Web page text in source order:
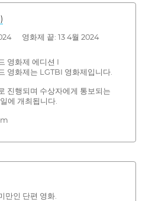
영화제 끝: 13 4월 2024
영화제 에디션 I
영화제는 LGTBI 영화제입니다.
진행되며 수상자에게 통보되는
에 개최됩니다.
만인 단편 영화.